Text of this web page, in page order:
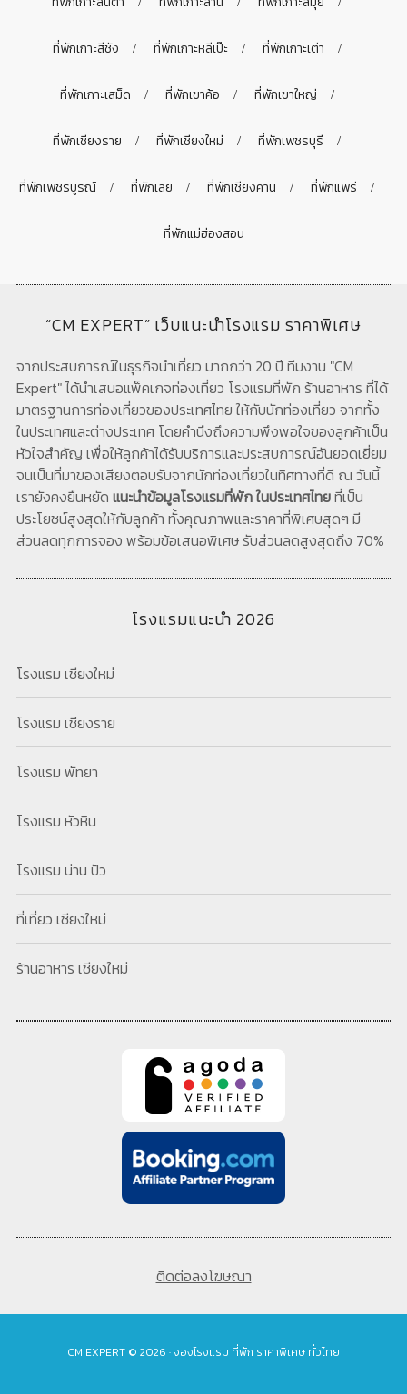
ที่พักเกาะสีชัง ที่พักเกาะหลีเป๊ะ ที่พักเกาะเต่า
ที่พักเกาะเสม็ด ที่พักเขาค้อ ที่พักเขาใหญ่
ที่พักเชียงราย ที่พักเชียงใหม่ ที่พักเพชรบุรี
ที่พักเพชรบูรณ์ ที่พักเลย ที่พักเชียงคาน ที่พักแพร่
ที่พักแม่ฮ่องสอน
“CM EXPERT” เว็บแนะนำโรงแรม ราคาพิเศษ
จากประสบการณ์ในธุรกิจนำเที่ยว มากกว่า 20 ปี ทีมงาน "CM
Expert" ได้นำเสนอแพ็คเกจท่องเที่ยว โรงแรมที่พัก ร้านอาหาร ที่ได้
มาตรฐานการท่องเที่ยวของประเทศไทย ให้กับนักท่องเที่ยว จากทั้ง
ในประเทศและต่างประเทศ โดยคำนึงถึงความพึงพอใจของลูกค้าเป็น
หัวใจสำคัญ เพื่อให้ลูกค้าได้รับบริการและประสบการณ์อันยอดเยี่ยม
จนเป็นที่มาของเสียงตอบรับจากนักท่องเที่ยวในทิศทางที่ดี ณ วันนี้
เรายังคงยืนหยัด แนะนำข้อมูลโรงแรมที่พัก ในประเทศไทยที่เป็น
ประโยชน์สูงสุดให้กับลูกค้า ทั้งคุณภาพและราคาที่พิเศษสุดๆ มี
ส่วนลดทุกการจอง พร้อมข้อเสนอพิเศษ รับส่วนลดสูงสุดถึง 70%
โรงแรมแนะนำ 2026
โรงแรม เชียงใหม่
โรงแรม เชียงราย
โรงแรม พัทยา
โรงแรม หัวหิน
โรงแรม น่าน ปัว
ที่เที่ยว เชียงใหม่
ร้านอาหาร เชียงใหม่
ติดต่อลงโฆษณา
CM EXPERT © 2026 · จองโรงแรม ที่พัก ราคาพิเศษ ทั่วไทย